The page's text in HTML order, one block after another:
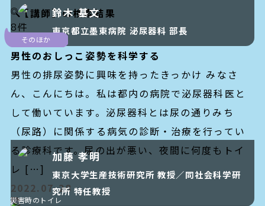
トイレマガジンとは
お問い合わせ
災害時のトイレ
おすすめトイレ
うんちはすごい
トイレムービー
そのほか
【講師】の検索結果
8件
鈴木 基文
東京都立墨東病院 泌尿器科 部長
そのほか
男性のおしっこ姿勢を科学する
男性の排尿姿勢に興味を持ったきっかけ みなさ
ん、こんにちは。私は都内の病院で泌尿器科医と
して働いています。泌尿器科とは尿の通りみち
（尿路）に関係する病気の診断・治療を行ってい
る診療科です。尿の出が悪い、夜間に何度もトイ
レ […]
2022.07.28
加藤 孝明
東京大学生産技術研究所 教授／同社会科学研
究所 特任教授
災害時のトイレ